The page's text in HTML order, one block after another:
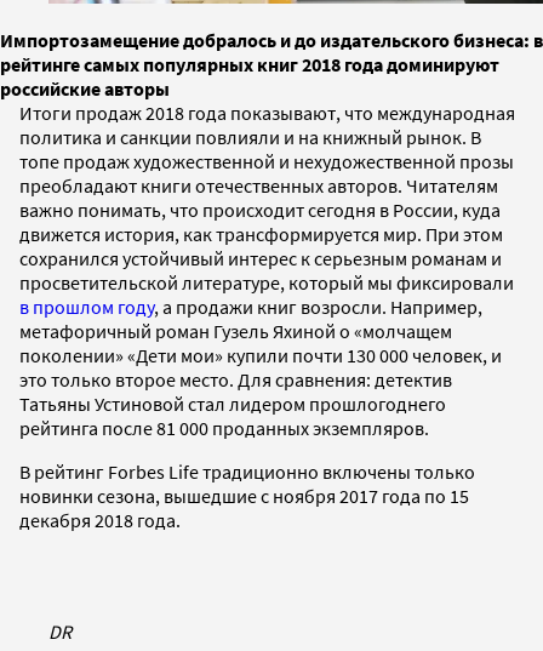
Импортозамещение добралось и до издательского бизнеса: в
рейтинге самых популярных книг 2018 года доминируют
российские авторы
Итоги продаж 2018 года показывают, что международная
политика и санкции повлияли и на книжный рынок. В
топе продаж художественной и нехудожественной прозы
преобладают книги отечественных авторов. Читателям
важно понимать, что происходит сегодня в России, куда
движется история, как трансформируется мир. При этом
сохранился устойчивый интерес к серьезным романам и
просветительской литературе, который мы фиксировали
в прошлом году, а продажи книг возросли. Например,
метафоричный роман Гузель Яхиной о «молчащем
поколении» «Дети мои» купили почти 130 000 человек, и
это только второе место. Для сравнения: детектив
Татьяны Устиновой стал лидером прошлогоднего
рейтинга после 81 000 проданных экземпляров.
В рейтинг Forbes Life традиционно включены только
новинки сезона, вышедшие с ноября 2017 года по 15
декабря 2018 года.
DR